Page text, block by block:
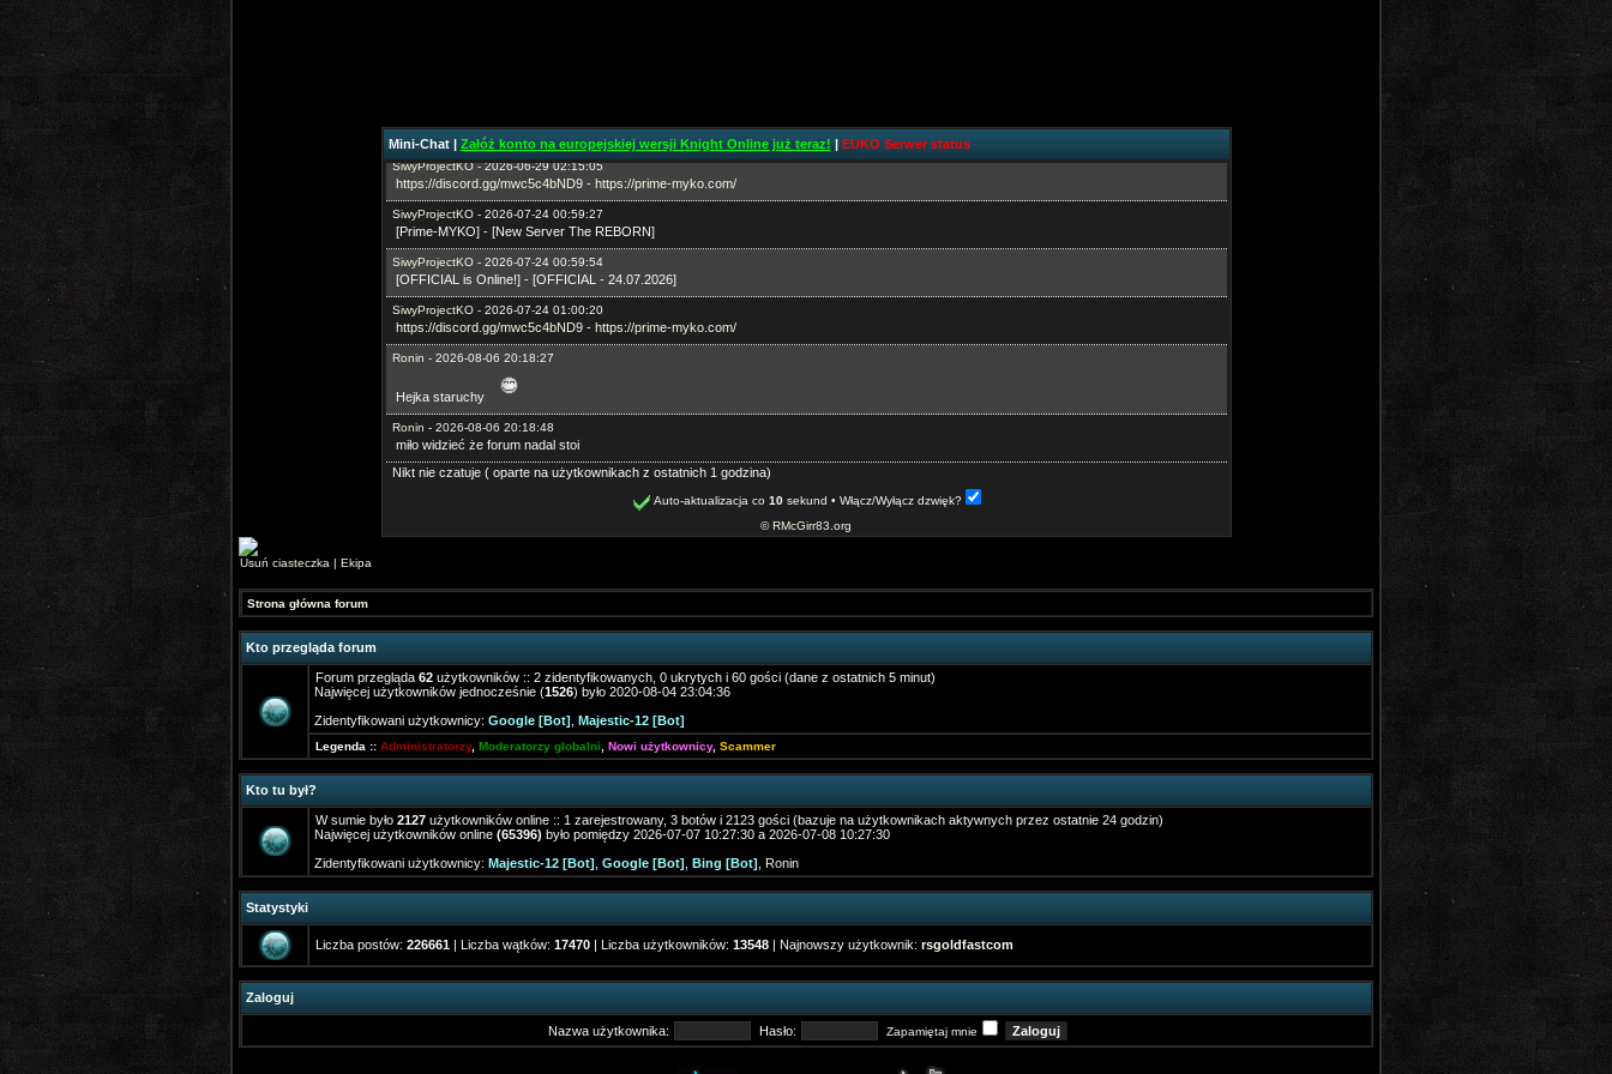
Mini-Chat | Załóż konto na europejskiej wersji Knight Online już teraz! | EUKO Serwer status
[Prime-MYKO] - [New Server The REBORN] - [BETA - 17.07.2026] - [OFFICIAL - 24.07.2026]
SiwyProjectKO- 2026-06-29 02:15:05
https://discord.gg/mwc5c4bND9- https://prime-myko.com/
SiwyProjectKO- 2026-07-24 00:59:27
[Prime-MYKO] - [New Server The REBORN]
SiwyProjectKO- 2026-07-24 00:59:54
[OFFICIAL is Online!] - [OFFICIAL - 24.07.2026]
SiwyProjectKO- 2026-07-24 01:00:20
https://discord.gg/mwc5c4bND9- https://prime-myko.com/
Ronin - 2026-08-06 20:18:27
Hejka staruchy
Ronin - 2026-08-06 20:18:48
miło widzieć że forum nadal stoi
Nikt nie czatuje ( oparte na użytkownikach z ostatnich 1 godzina)
Auto-aktualizacja co 10sekund • Włącz/Wyłącz dzwięk?
©RMcGirr83.org
Usuń ciasteczka | Ekipa
Strona główna forum
Kto przegląda forum
Forum przegląda 62 użytkowników :: 2 zidentyfikowanych, 0 ukrytych i 60 gości (dane z ostatnich 5 minut)
Najwięcej użytkowników jednocześnie (1526) było 2020-08-04 23:04:36
Zidentyfikowani użytkownicy: Google [Bot] Majestic-12 [Bot]
Legenda :: Administratorzy, Moderatorzy globalni Nowi użytkownicy, Scammer
Kto tu był?
W sumie było 2127 użytkowników online :: 1 zarejestrowany, 3 botów i 2123 gości (bazuje na użytkownikach aktywnych przez ostatnie 24 godzin)
Najwięcej użytkowników online (65396) było pomiędzy 2026-07-07 10:27:30 a 2026-07-08 10:27:30
Zidentyfikowani użytkownicy: Majestic-12 [Bot] Google [Bot] Bing [Bot] Ronin
Statystyki
Liczba postów: 226661 | Liczba wątków: 17470 | Liczba użytkowników: 13548 | Najnowszy użytkownik: rsgoldfastcom
Zaloguj
Nazwa użytkownika: Hasło: Zapamiętaj mnie